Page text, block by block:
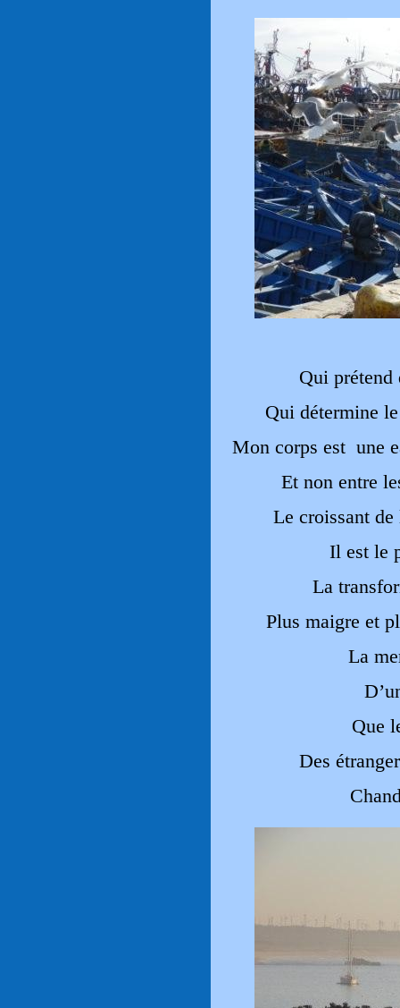
Qui prétend
Qui détermine
Mon corps est une
Et non entre
Le croissant de
Il est le
La
Plus maigre et
La
Que
Des